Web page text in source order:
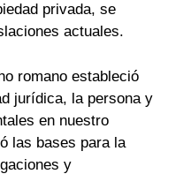
privada, se
actuales.
romano estableció
jurídica, la persona y
en nuestro
las bases para la
y